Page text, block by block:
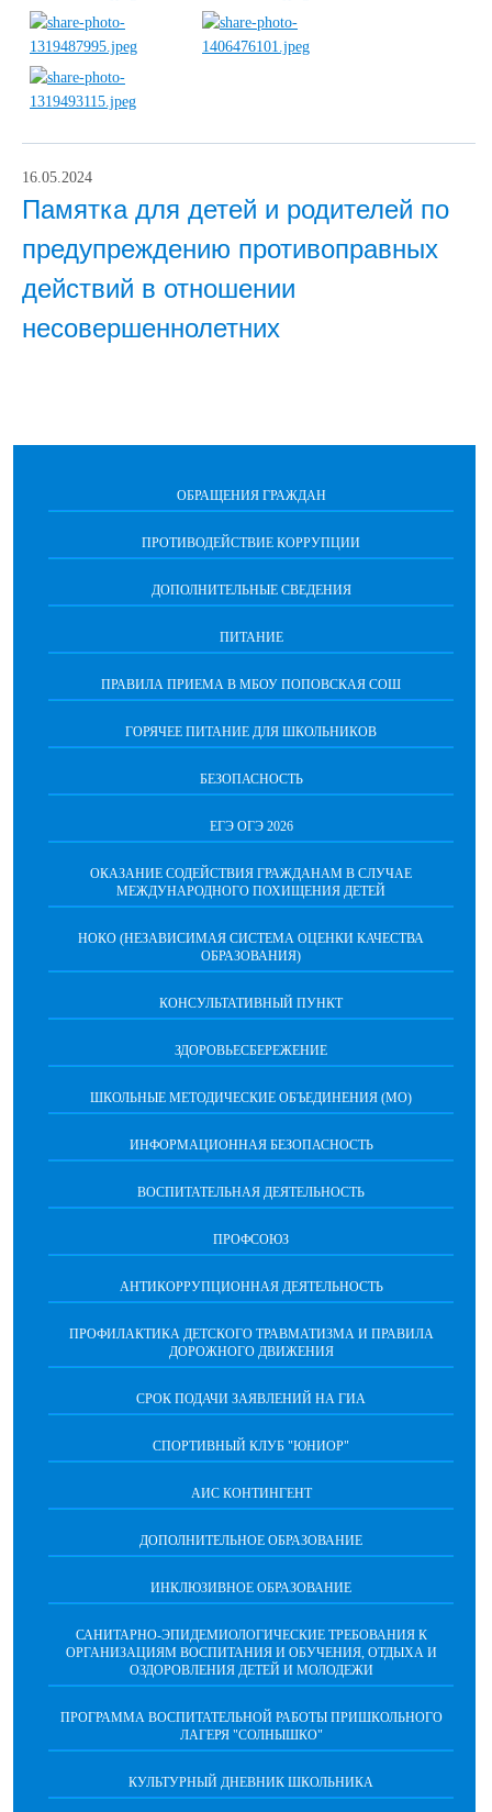
16.05.2024
Памятка для детей и родителей по
предупреждению противоправных
действий в отношении
несовершеннолетних
ОБРАЩЕНИЯ ГРАЖДАН
ПРОТИВОДЕЙСТВИЕ КОРРУПЦИИ
ДОПОЛНИТЕЛЬНЫЕ СВЕДЕНИЯ
ПИТАНИЕ
ПРАВИЛА ПРИЕМА В МБОУ ПОПОВСКАЯ СОШ
ГОРЯЧЕЕ ПИТАНИЕ ДЛЯ ШКОЛЬНИКОВ
БЕЗОПАСНОСТЬ
ЕГЭ ОГЭ 2026
ОКАЗАНИЕ СОДЕЙСТВИЯ ГРАЖДАНАМ В СЛУЧАЕ
МЕЖДУНАРОДНОГО ПОХИЩЕНИЯ ДЕТЕЙ
НОКО (НЕЗАВИСИМАЯ СИСТЕМА ОЦЕНКИ КАЧЕСТВА
ОБРАЗОВАНИЯ)
КОНСУЛЬТАТИВНЫЙ ПУНКТ
ЗДОРОВЬЕСБЕРЕЖЕНИЕ
ШКОЛЬНЫЕ МЕТОДИЧЕСКИЕ ОБЪЕДИНЕНИЯ (МО)
ИНФОРМАЦИОННАЯ БЕЗОПАСНОСТЬ
ВОСПИТАТЕЛЬНАЯ ДЕЯТЕЛЬНОСТЬ
ПРОФСОЮЗ
АНТИКОРРУПЦИОННАЯ ДЕЯТЕЛЬНОСТЬ
ПРОФИЛАКТИКА ДЕТСКОГО ТРАВМАТИЗМА И ПРАВИЛА
ДОРОЖНОГО ДВИЖЕНИЯ
СРОК ПОДАЧИ ЗАЯВЛЕНИЙ НА ГИА
СПОРТИВНЫЙ КЛУБ "ЮНИОР"
АИС КОНТИНГЕНТ
ДОПОЛНИТЕЛЬНОЕ ОБРАЗОВАНИЕ
ИНКЛЮЗИВНОЕ ОБРАЗОВАНИЕ
САНИТАРНО-ЭПИДЕМИОЛОГИЧЕСКИЕ ТРЕБОВАНИЯ К
ОРГАНИЗАЦИЯМ ВОСПИТАНИЯ И ОБУЧЕНИЯ, ОТДЫХА И
ОЗДОРОВЛЕНИЯ ДЕТЕЙ И МОЛОДЕЖИ
ПРОГРАММА ВОСПИТАТЕЛЬНОЙ РАБОТЫ ПРИШКОЛЬНОГО
ЛАГЕРЯ "СОЛНЫШКО"
КУЛЬТУРНЫЙ ДНЕВНИК ШКОЛЬНИКА